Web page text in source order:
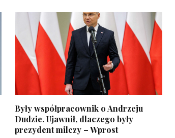
Były współpracownik o Andrzeju
Dudzie. Ujawnił, dlaczego były
prezydent milczy – Wprost